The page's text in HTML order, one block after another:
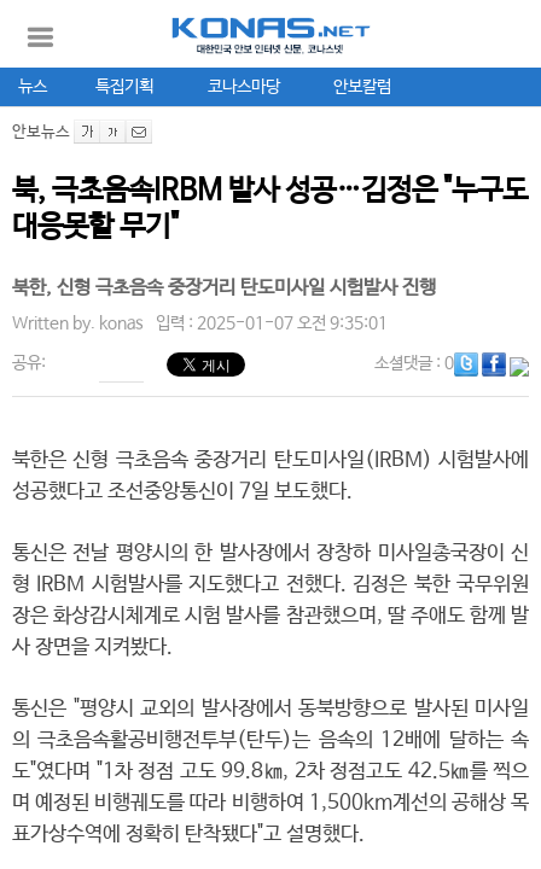
뉴스 특집기획 코나스마당 안보칼럼
안보뉴스
북, 극초음속IRBM 발사 성공…김정은 "누구도
대응못할 무기"
북한, 신형 극초음속 중장거리 탄도미사일 시험발사 진행
Written by. konas 입력 : 2025-01-07 오전 9:35:01
공유: 소셜댓글: 0
북한은 신형 극초음속 중장거리 탄도미사일(IRBM) 시험발사에
성공했다고 조선중앙통신이 7일 보도했다.
통신은 전날 평양시의 한 발사장에서 장창하 미사일총국장이 신
형 IRBM 시험발사를 지도했다고 전했다. 김정은 북한 국무위원
장은 화상감시체계로 시험 발사를 참관했으며, 딸 주애도 함께 발
사 장면을 지켜봤다.
통신은 "평양시 교외의 발사장에서 동북방향으로 발사된 미사일
의 극초음속활공비행전투부(탄두)는 음속의 12배에 달하는 속
도"였다며 "1차 정점 고도 99.8㎞, 2차 정점고도 42.5㎞를 찍으
며 예정된 비행궤도를 따라 비행하여 1,500km계선의 공해상 목
표가상수역에 정확히 탄착됐다"고 설명했다.